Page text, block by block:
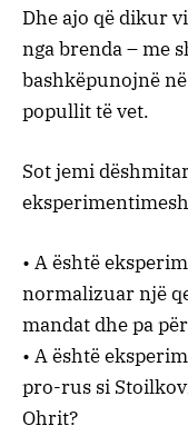
Dhe ajo që dikur
nga brenda – me
bashkëpunojnë
popullit të vet.
Sot jemi
• A është
normalizuar një
mandat dhe pa
• A është
pro-rus si
Ohrit?